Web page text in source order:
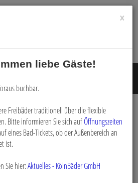
Agrippabad Sauna -
×
liebe Gäste!
buchbar.
Freibäder traditionell über die flexible
Bitte informieren Sie sich aufÖffnungszeiten
eines Bad-Tickets, ob der Außenbereich an
ist.
Sie hier:Aktuelles - KölnBäder GmbH